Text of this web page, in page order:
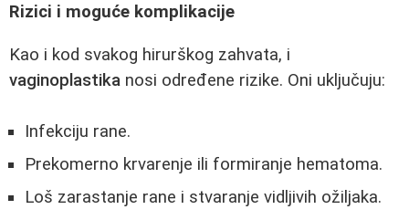
Rizici i moguće komplikacije
Kao i kod svakog hirurškog zahvata, i
vaginoplastika nosi određene rizike. Oni uključuju:
Infekciju rane.
Prekomerno krvarenje ili formiranje hematoma.
Loš zarastanje rane i stvaranje vidljivih ožiljaka.